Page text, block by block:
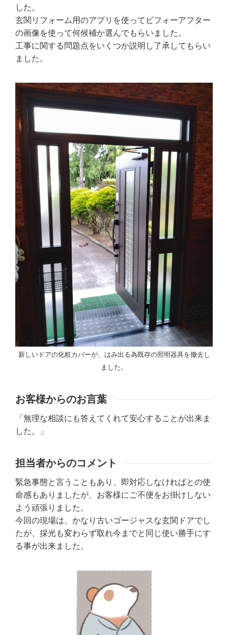
した。
玄関リフォーム用のアプリを使ってビフォーアフター
の画像を使って何候補か選んでもらいました。
工事に関する問題点をいくつか説明し了承してもらい
ました。
新しいドアの化粧カバーが、はみ出る為既存の照明器具を撤去し
ました。
お客様からのお言葉
「無理な相談にも答えてくれて安心することが出来ま
した。」
担当者からのコメント
緊急事態と言うこともあり、即対応しなければとの使
命感もありましたが、お客様にご不便をお掛けしない
よう頑張りました。
今回の現場は、かなり古いゴージャスな玄関ドアでし
たが、採光も変わらず取れ今までと同じ使い勝手にす
る事が出来ました。